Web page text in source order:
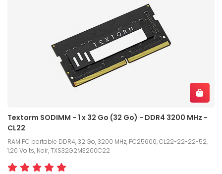
Textorm SODIMM - 1 x 32 Go (32 Go) - DDR4 3200 MHz -
CL22
RAM PC portable DDR4, 32 Go, 3200 MHz, PC25600, CL22-22-22-52,
1,20 Volts, Noir, TXS32G2M3200C22